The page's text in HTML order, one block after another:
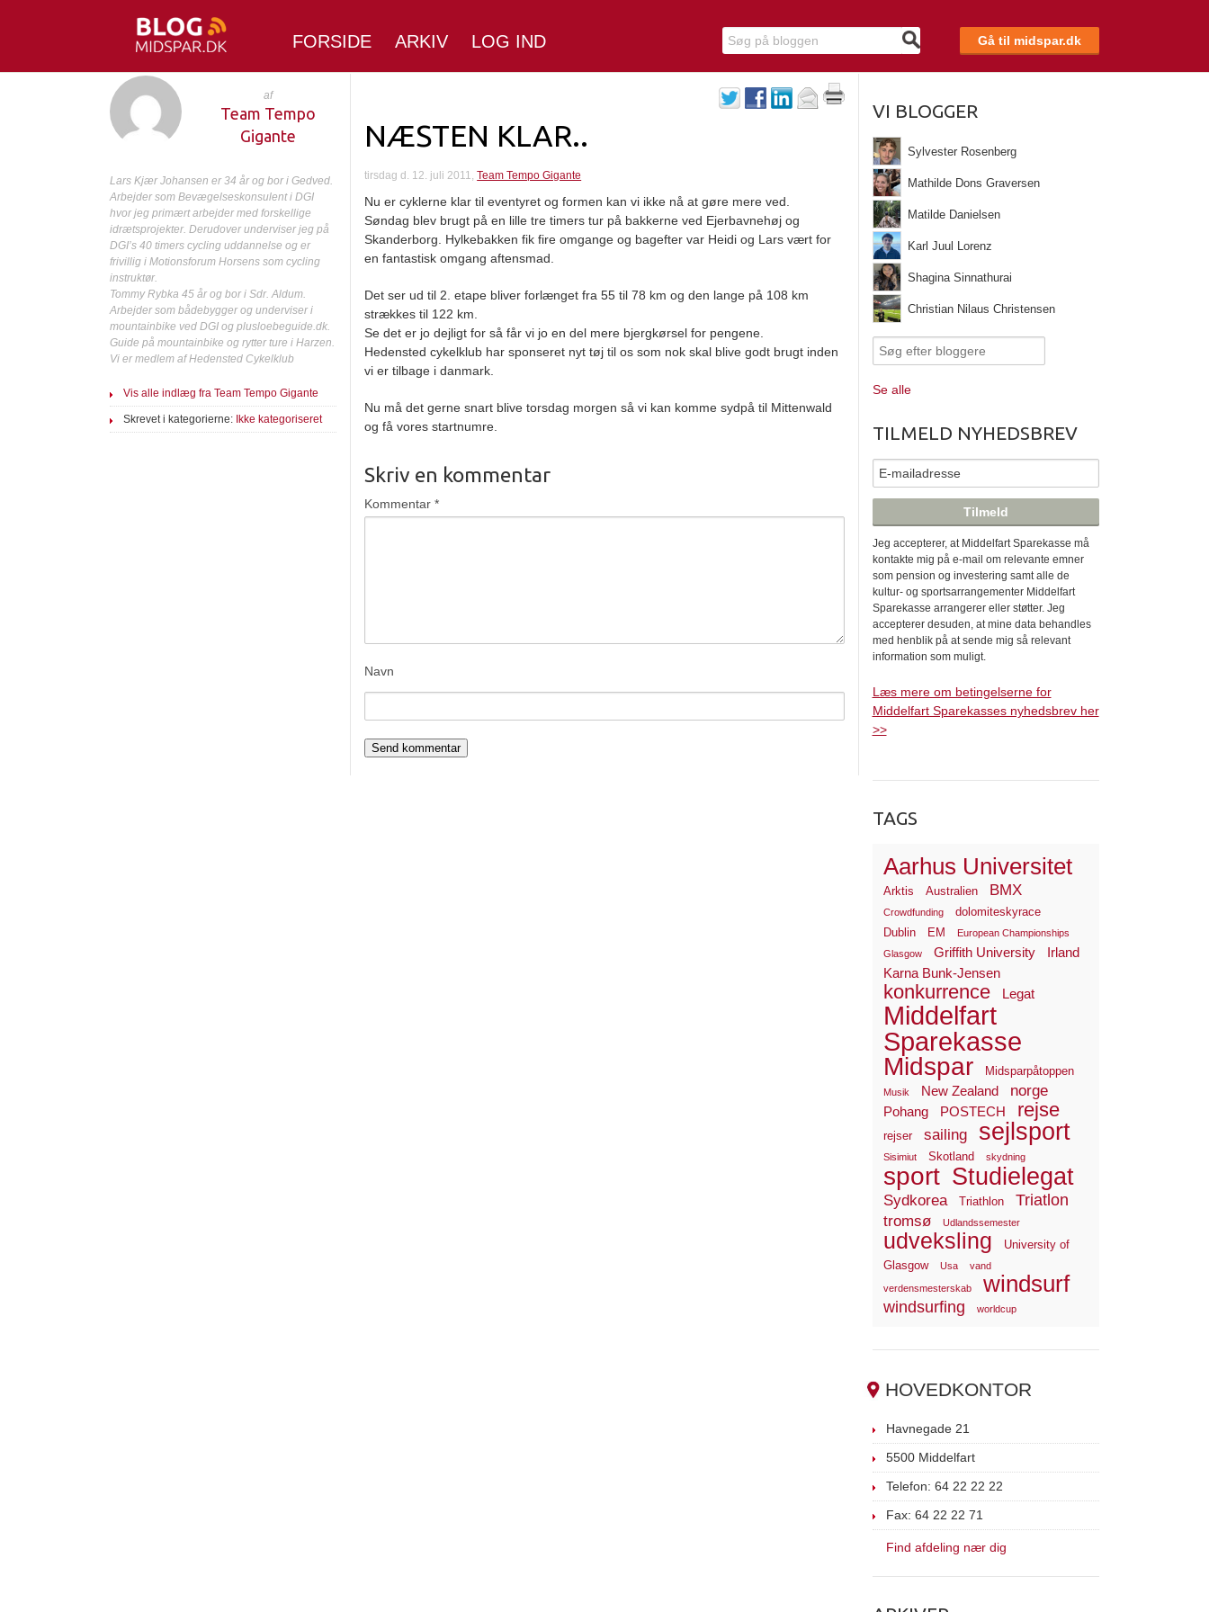
FORSIDE ARKIV LOG IND Gå til midspar.dk
af
Team Tempo
Gigante
Lars Kjær Johansen er 34 år og bor i Gedved.
Arbejder som Bevægelseskonsulent i DGI
hvor jeg primært arbejder med forskellige
idrætsprojekter. Derudover underviser jeg på
DGI’s 40 timers cycling uddannelse og er
frivillig i Motionsforum Horsens som cycling
instruktør.
Tommy Rybka 45 år og bor i Sdr. Aldum.
Arbejder som bådebygger og underviser i
mountainbike ved DGI og plusloebeguide.dk.
Guide på mountainbike og rytter ture i Harzen.
Vi er medlem af Hedensted Cykelklub
Vis alle indlæg fra Team Tempo Gigante
Skrevet i kategorierne: Ikke kategoriseret
NÆSTEN KLAR..
tirsdag d. 12. juli 2011,Team Tempo Gigante
Nu er cyklerne klar til eventyret og formen kan vi ikke nå at gøre mere ved.
Søndag blev brugt på en lille tre timers tur på bakkerne ved Ejerbavnehøj og
Skanderborg. Hylkebakken fik fire omgange og bagefter var Heidi og Lars vært for
en fantastisk omgang aftensmad.
Det ser ud til 2. etape bliver forlænget fra 55 til 78 km og den lange på 108 km
strækkes til 122 km.
Se det er jo dejligt for så får vi jo en del mere bjergkørsel for pengene.
Hedensted cykelklub har sponseret nyt tøj til os som nok skal blive godt brugt inden
vi er tilbage i danmark.
Nu må det gerne snart blive torsdag morgen så vi kan komme sydpå til Mittenwald
og få vores startnumre.
Skriv en kommentar
Kommentar*
Navn
VI BLOGGER
Sylvester Rosenberg
Mathilde Dons Graversen
Matilde Danielsen
Karl Juul Lorenz
Shagina Sinnathurai
Christian Nilaus Christensen
Se alle
TILMELD NYHEDSBREV
Jeg accepterer, at Middelfart Sparekasse må
kontakte mig på e-mail om relevante emner
som pension og investering samt alle de
kultur- og sportsarrangementer Middelfart
Sparekasse arrangerer eller støtter. Jeg
accepterer desuden, at mine data behandles
med henblik på at sende mig så relevant
information som muligt.
Læs mere om betingelserne for
Middelfart Sparekasses nyhedsbrev her
>>
TAGS
Aarhus Universitet
Arktis Australien BMX
Crowdfunding
dolomiteskyrace
Dublin
EM
European Championships
Glasgow
Griffith University
Irland
Karna Bunk-Jensen
konkurrence Legat
Middelfart
Sparekasse
Midspar Midsparpåtoppen
Musik New Zealand norge
Pohang POSTECH rejse
rejser sailing sejlsport
Sisimiut Skotland skydning
sport Studielegat
Sydkorea Triathlon Triatlon
tromsø Udlandssemester
udveksling
University of
Glasgow
Usa vand
verdensmesterskab windsurf
windsurfing worldcup
HOVEDKONTOR
Havnegade 21
5500 Middelfart
Telefon: 64 22 22 22
Fax: 64 22 22 71
Find afdeling nær dig